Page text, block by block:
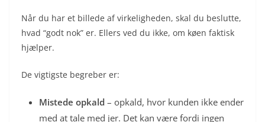
Når du har et billede af virkeligheden, skal du beslutte,
hvad “godt nok” er. Ellers ved du ikke, om køen faktisk
hjælper.
De vigtigste begreber er:
Mistede opkald – opkald, hvor kunden ikke ender
med at tale med jer. Det kan være fordi ingen